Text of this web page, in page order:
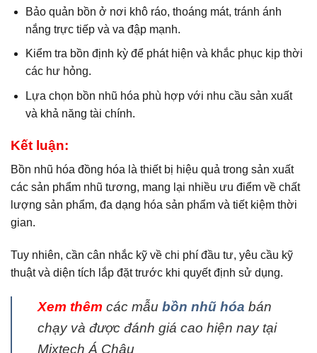
Bảo quản bồn ở nơi khô ráo, thoáng mát, tránh ánh
nắng trực tiếp và va đập mạnh.
Kiểm tra bồn định kỳ để phát hiện và khắc phục kịp thời
các hư hỏng.
Lựa chọn bồn nhũ hóa phù hợp với nhu cầu sản xuất
và khả năng tài chính.
Kết luận:
Bồn nhũ hóa đồng hóa là thiết bị hiệu quả trong sản xuất
các sản phẩm nhũ tương, mang lại nhiều ưu điểm về chất
lượng sản phẩm, đa dạng hóa sản phẩm và tiết kiệm thời
gian.
Tuy nhiên, cần cân nhắc kỹ về chi phí đầu tư, yêu cầu kỹ
thuật và diện tích lắp đặt trước khi quyết định sử dụng.
Xem thêm các mẫu bồn nhũ hóa bán
chạy và được đánh giá cao hiện nay tại
Mixtech Á Châu